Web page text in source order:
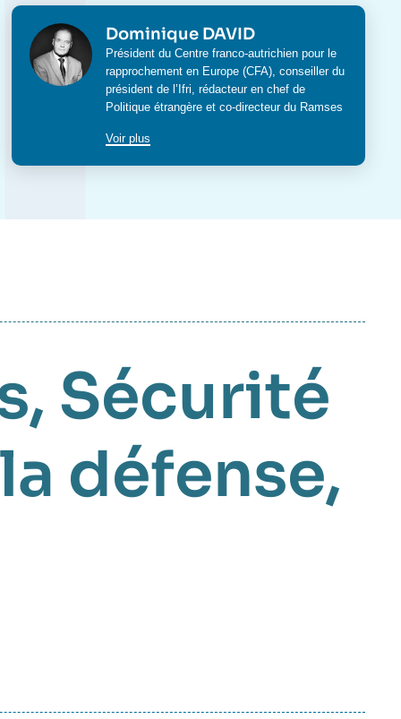
Photo Dominique DAVID
Intitulé
du
poste
Président duCentre franco-autrichien pour le
rapprochement en Europe (CFA) ,conseiller du
président de l’Ifri, rédacteur en chef de
Politique étrangère et co-directeur du Ramses
Voir plus
Sécurité
la défense